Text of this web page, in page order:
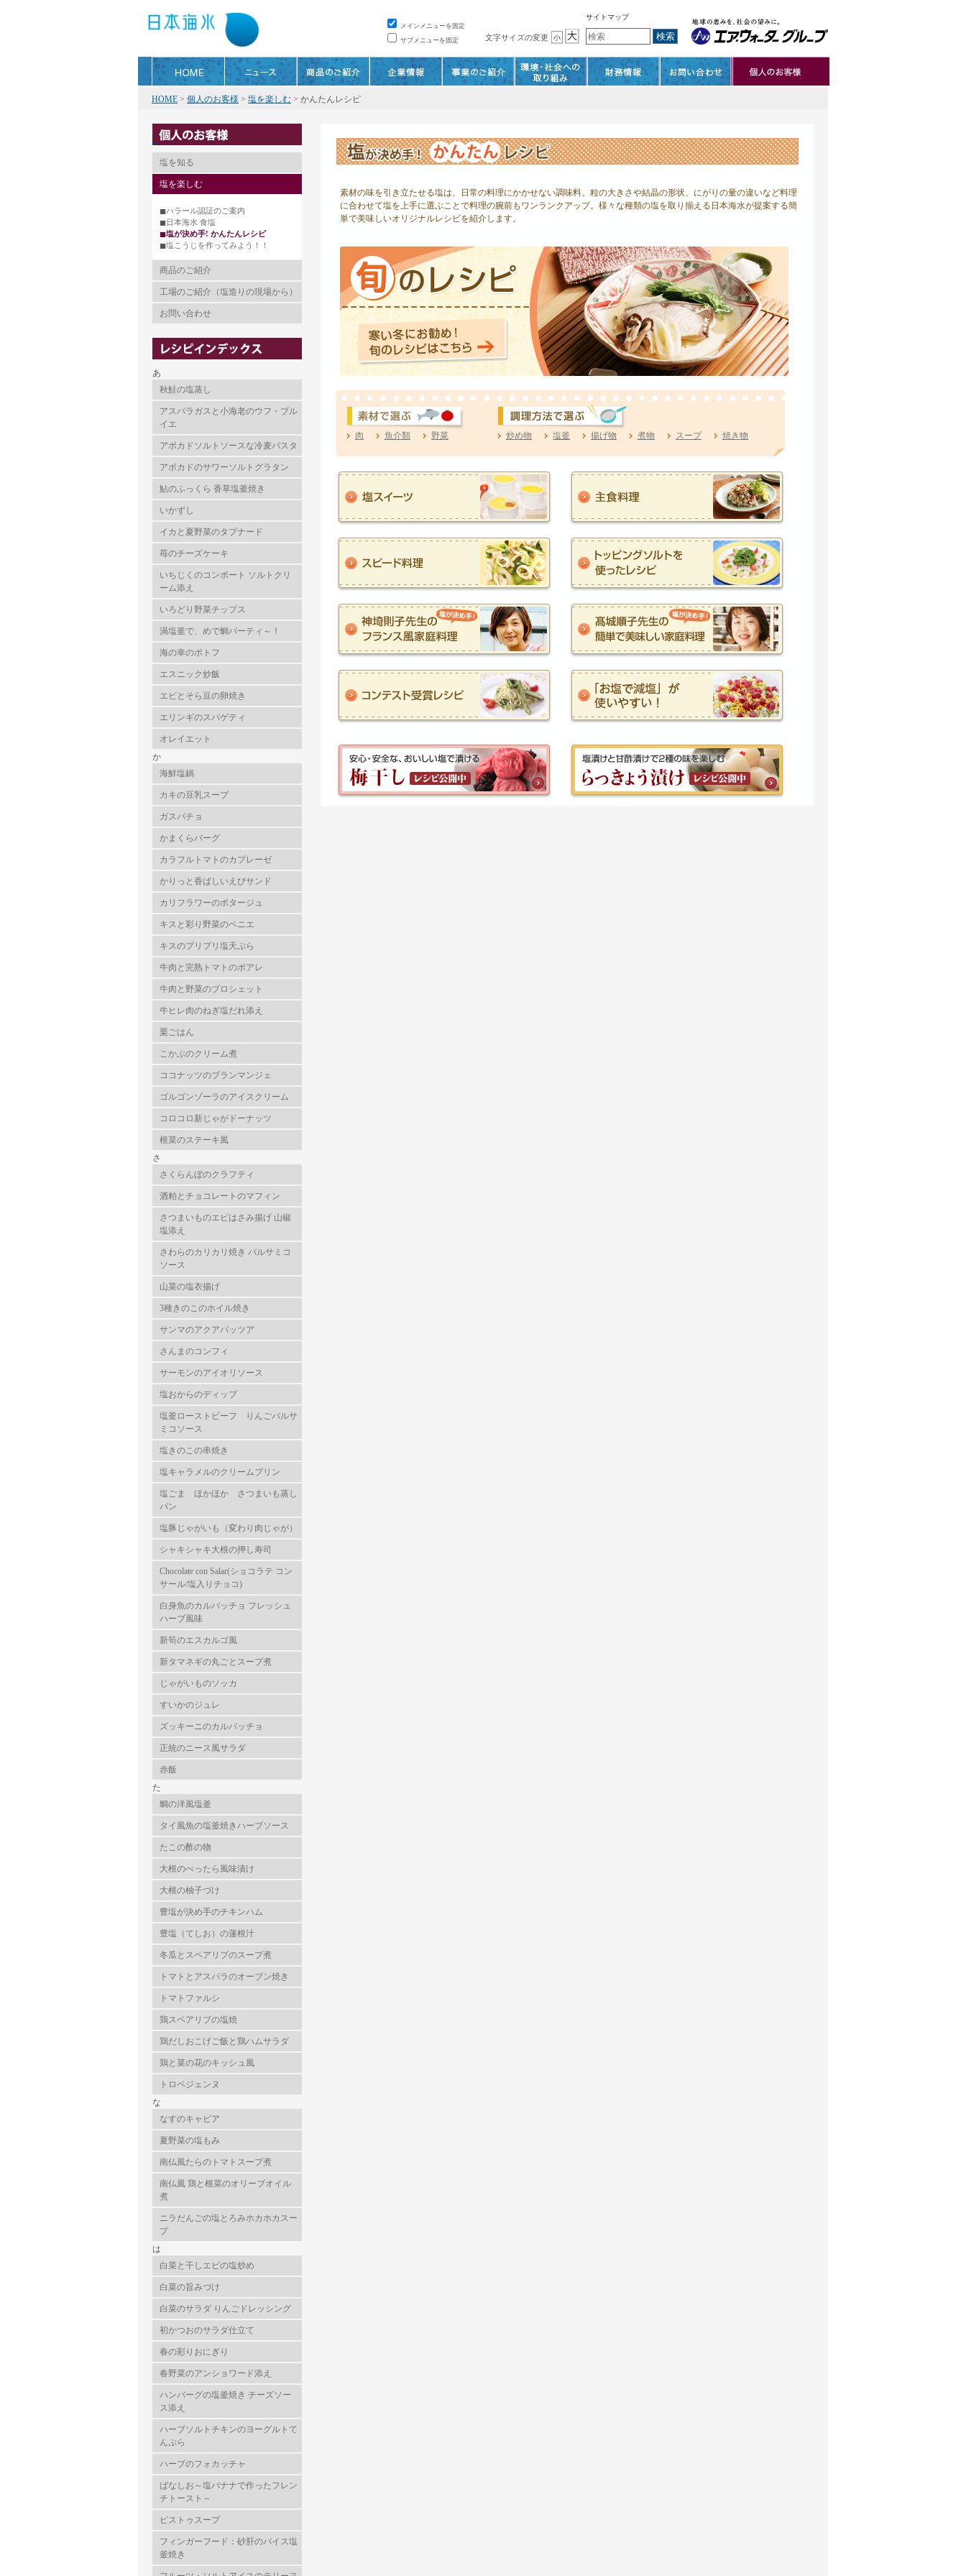
メインメニューを固定
サブメニューを固定
文字サイズの変更
サイトマップ
HOME > 個人のお客様 > 塩を楽しむ > かんたんレシピ
素材の味を引き立たせる塩は、日常の料理にかかせない調味料。粒の大きさや結晶の形状、にがりの量の違いなど料理
に合わせて塩を上手に選ぶことで料理の腕前もワンランクアップ。様々な種類の塩を取り揃える日本海水が提案する簡
単で美味しいオリジナルレシピを紹介します。
肉 魚介類 野菜 炒め物 塩釜 揚げ物 煮物 スープ 焼き物
塩を知る
塩を楽しむ
■ハラール認証のご案内
■日本海水 食塩
■塩が決め手! かんたんレシピ
■塩こうじを作ってみよう！！
商品のご紹介
工場のご紹介（塩造りの現場から）
お問い合わせ
あ
秋鮭の塩蒸し
アスパラガスと小海老のウフ・ブル
イエ
アボカドソルトソースな冷麦パスタ
アボカドのサワーソルトグラタン
鮎のふっくら 香草塩釜焼き
いかずし
イカと夏野菜のタプナード
苺のチーズケーキ
いちじくのコンポート ソルトクリ
ーム添え
いろどり野菜チップス
渦塩釜で、めで鯛パーティ～！
海の幸のポトフ
エスニック炒飯
エビとそら豆の卵焼き
エリンギのスパゲティ
オレイエット
か
海鮮塩鍋
カキの豆乳スープ
ガスパチョ
かまくらバーグ
カラフルトマトのカプレーゼ
かりっと香ばしいえびサンド
カリフラワーのポタージュ
キスと彩り野菜のベニエ
キスのプリプリ塩天ぷら
牛肉と完熟トマトのポアレ
牛肉と野菜のブロシェット
牛ヒレ肉のねぎ塩だれ添え
栗ごはん
こかぶのクリーム煮
ココナッツのブランマンジェ
ゴルゴンゾーラのアイスクリーム
コロコロ新じゃがドーナッツ
根菜のステーキ風
さ
さくらんぼのクラフティ
酒粕とチョコレートのマフィン
さつまいものエビはさみ揚げ 山椒
塩添え
さわらのカリカリ焼き バルサミコ
ソース
山菜の塩衣揚げ
3種きのこのホイル焼き
サンマのアクアパッツア
さんまのコンフィ
サーモンのアイオリソース
塩おからのディップ
塩釜ローストビーフ りんごバルサ
ミコソース
塩きのこの串焼き
塩キャラメルのクリームプリン
塩ごま ほかほか さつまいも蒸し
パン
塩豚じゃがいも（変わり肉じゃが）
シャキシャキ大根の押し寿司
Chocolate con Salar(ショコラテ コン
サール/塩入りチョコ)
白身魚のカルパッチョ フレッシュ
ハーブ風味
新筍のエスカルゴ風
新タマネギの丸ごとスープ煮
じゃがいものソッカ
すいかのジュレ
ズッキーニのカルパッチョ
正統のニース風サラダ
赤飯
た
鯛の洋風塩釜
タイ風魚の塩釜焼きハーブソース
たこの酢の物
大根のべったら風味漬け
大根の柚子づけ
豊塩が決め手のチキンハム
豊塩（てしお）の蓮根汁
冬瓜とスペアリブのスープ煮
トマトとアスパラのオーブン焼き
トマトファルシ
鶏スペアリブの塩焼
鶏だしおこげご飯と鶏ハムサラダ
鶏と菜の花のキッシュ風
トロペジェンヌ
な
なすのキャビア
夏野菜の塩もみ
南仏風たらのトマトスープ煮
南仏風 鶏と根菜のオリーブオイル
煮
ニラだんごの塩とろみホカホカスー
プ
は
白菜と干しエビの塩炒め
白菜の旨みづけ
白菜のサラダ りんごドレッシング
初かつおのサラダ仕立て
春の彩りおにぎり
春野菜のアンショワード添え
ハンバーグの塩釜焼き チーズソー
ス添え
ハーブソルトチキンのヨーグルトて
んぷら
ハーブのフォカッチャ
ばなしお～塩バナナで作ったフレン
チトースト～
ピストゥスープ
フィンガーフード：砂肝のバイス塩
釜焼き